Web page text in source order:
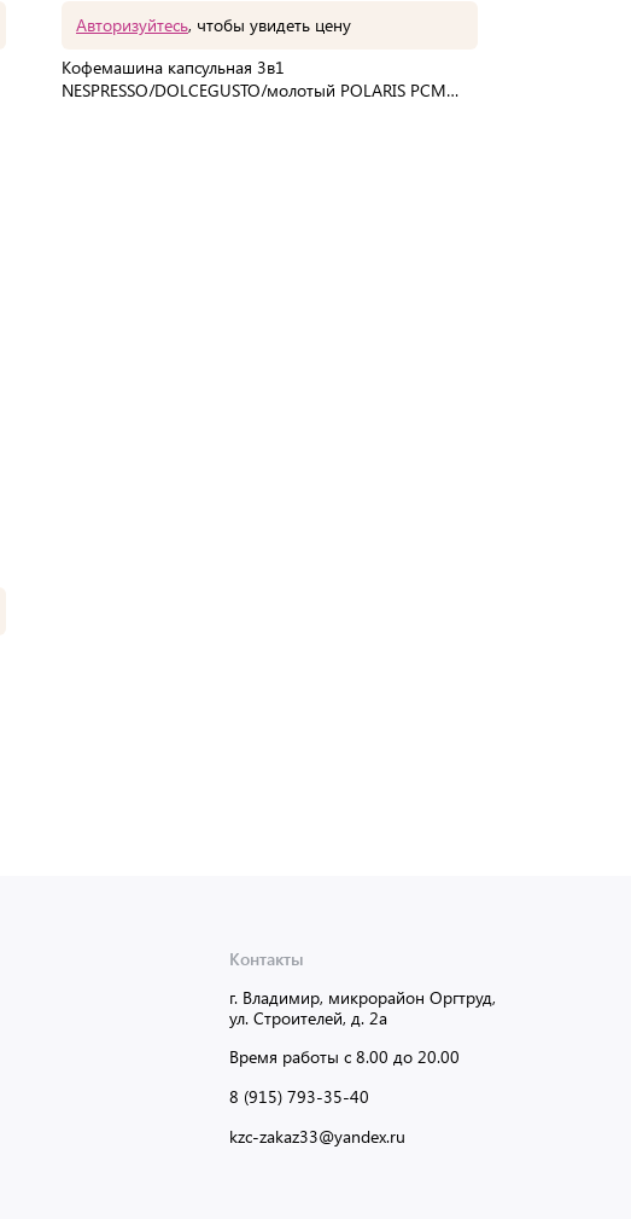
Авторизуйтесь, чтобы увидеть цену
Кофемашина капсульная 3в1
NESPRESSO/DOLCEGUSTO/молотый POLARIS PCM
Контакты
г. Владимир, микрорайон Оргтруд,
ул. Строителей, д. 2а
Время работы с 8.00 до 20.00
8 (915) 793-35-40
kzc-zakaz33@yandex.ru